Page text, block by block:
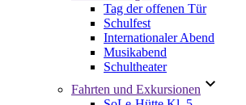
Tag der offenen Tür
Schulfest
Internationaler Abend
Musikabend
Schultheater
Fahrten und Exkursionen